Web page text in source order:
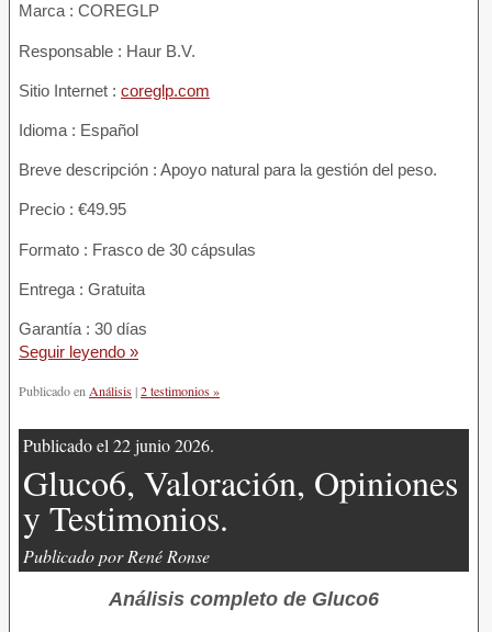
Marca : COREGLP
Responsable : Haur B.V.
Sitio Internet : coreglp.com
Idioma : Español
Breve descripción : Apoyo natural para la gestión del peso.
Precio : €49.95
Formato : Frasco de 30 cápsulas
Entrega : Gratuita
Garantía : 30 días
Seguir leyendo »
Publicado en Análisis|2 testimonios »
Publicado el 22 junio 2026.
Gluco6, Valoración, Opiniones
y Testimonios.
Publicado por René Ronse
Análisis completo de Gluco6